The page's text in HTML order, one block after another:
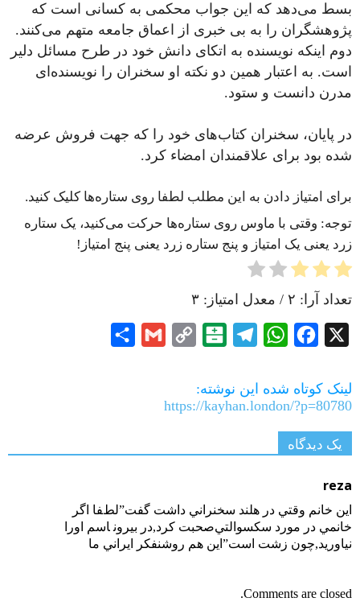
بسط می‌دهد که این جواب محکمی به کسانی است که
پژوهشگران را به بی خبری از اعماق جامعه متهم می‌کنند.
دوم اینکه نویسنده به اتکای دانش خود در طرح مسائل دلیر
است. به اعتبار همین دو نکته او سخنران را نویسنده‌ای
مدرن دانست و ستود.
در پایان، سخنران کتاب‌های خود را که جهت فروش عرضه
شده بود برای علاقمندان امضاء کرد.
برای امتیاز دادن به این مطلب لطفا روی ستاره‌ها کلیک کنید.
توجه: وقتی با ماوس روی ستاره‌ها حرکت می‌کنید، یک ستاره
زرد یعنی یک امتیاز و پنج ستاره زرد یعنی پنج امتیاز!
تعداد آرا: ۲ / معدل امتیاز: ۳
X
Facebook
WhatsApp
Telegram
Balatarin
Copy
Gmail
لینک کوتاه شده این نوشته:
https://kayhan.london/?p=80780
یک دیدگاه
reza
اﻳﻦ ﺧﺎﻧﻢ ﻭﻗﺘﻲ ﺩﺭ ﻫﻠﻨﺪ ﺳﺨﻨﺮاﻧﻲ ﺩاﺷﺖ ﮔﻔﺖ”ﻟﻂﻔﺎ اﮔﺮ
ﺧﺎﻧﻤﻲ ﺩﺭ ﻣﻮﺭﺩ ﺳﻜﺴﻮاﻟﺘﻲﺻﺤﺒﺖ ﻛﺮﺩ,ﺩﺭ ﺑﻴﺮﻭﻧ ﺎﺳﻢ اﻭﺭا
ﻧﻴﺎﻭﺭﻳﺪ,ﭼﻮﻥ ﺯﺷﺖ اﺳﺖ”اﻳﻦ ﻫﻢ ﺭﻭﺷﻨﻔﻜﺮ اﻳﺮاﻧﻲ ﻣﺎ
Comments are closed.